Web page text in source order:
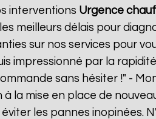
interventions Urgence
meilleurs délais pour
sur nos services pour
impressionné par la
sans hésiter !" -
la mise en place de
les pannes inopinées.